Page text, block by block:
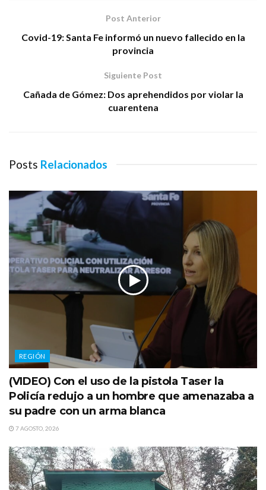
Post Anterior
Covid-19: Santa Fe informó un nuevo fallecido en la
provincia
Siguiente Post
Cañada de Gómez: Dos aprehendidos por violar la
cuarentena
Posts Relacionados
REGIÓN
(VIDEO) Con el uso de la pistola Taser la
Policía redujo a un hombre que amenazaba a
su padre con un arma blanca
7 AGOSTO, 2026